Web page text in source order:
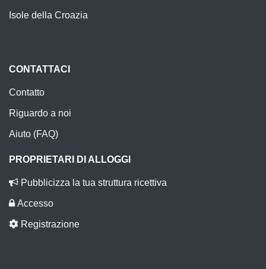
Isole della Croazia
CONTATTACI
Contatto
Riguardo a noi
Aiuto (FAQ)
PROPRIETARI DI ALLOGGI
Pubblicizza la tua struttura ricettiva
Accesso
Registrazione